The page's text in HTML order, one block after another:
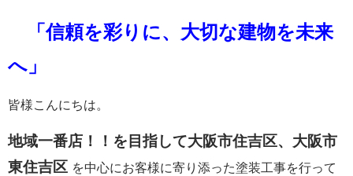
「信頼を彩りに、大切な建物を未来
へ」
皆様こんにちは。
地域一番店！！を目指して大阪市住吉区、大阪市
東住吉区 を中心にお客様に寄り添った塗装工事を行って